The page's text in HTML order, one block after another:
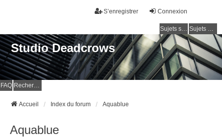
Connexion
S’enregistrer
Sujets sans réponse Sujets actifs
Studio Deadcrows
FAQ Rechercher
Accueil Index du forum Aquablue
Aquablue